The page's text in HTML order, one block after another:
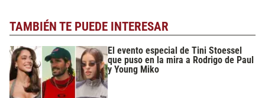
TAMBIÉN TE PUEDE INTERESAR
El evento especial de Tini Stoessel
que puso en la mira a Rodrigo de Paul
y Young Miko